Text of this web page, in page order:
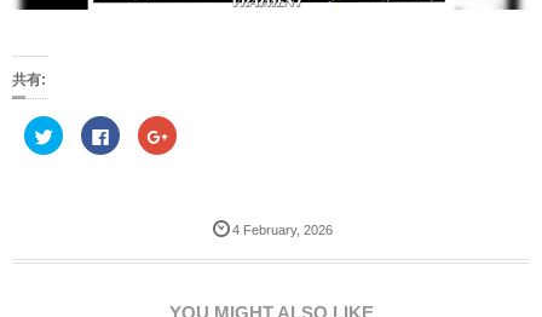
共有:
ク
リ
t
F
a
共
ク
リ
g
+
4 February, 2026
YOU MIGHT ALSO LIKE